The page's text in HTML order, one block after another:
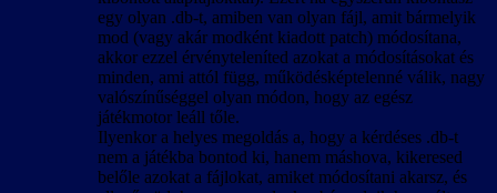
egy olyan .db-t, amiben van olyan fájl, amit bármelyik
mod (vagy akár modként kiadott patch) módosítana,
akkor ezzel érvényteleníted azokat a módosításokat és
minden, ami attól függ, működésképtelenné válik, nagy
valószínűséggel olyan módon, hogy az egész
játékmotor leáll tőle.
Ilyenkor a helyes megoldás a, hogy a kérdéses .db-t
nem a játékba bontod ki, hanem máshova, kikeresed
belőle azokat a fájlokat, amiket módosítani akarsz, és